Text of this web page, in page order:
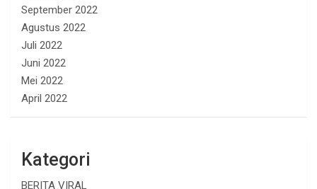
September 2022
Agustus 2022
Juli 2022
Juni 2022
Mei 2022
April 2022
Kategori
BERITA VIRAL